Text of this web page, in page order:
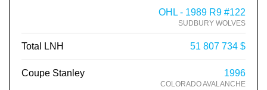
OHL - 1989 R9 #122
SUDBURY WOLVES
Total LNH 51 807 734 $
Coupe Stanley 1996
COLORADO AVALANCHE